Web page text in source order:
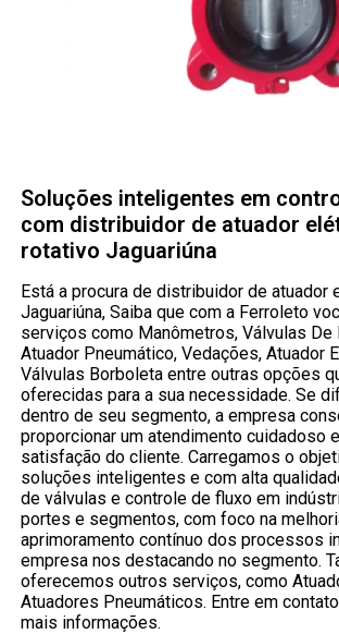
Soluções inteligentes em
com distribuidor de atuador
rotativo Jaguariúna
Está a procura de distribuidor de atuador
Jaguariúna, Saiba que com a Ferroleto
serviços como Manômetros, Válvulas De
Atuador Pneumático, Vedações, Atuador
Válvulas Borboleta entre outras opções
oferecidas para a sua necessidade. Se
dentro de seu segmento, a empresa
proporcionar um atendimento cuidadoso
satisfação do cliente. Carregamos o
soluções inteligentes e com alta
de válvulas e controle de fluxo em
portes e segmentos, com foco na
aprimoramento contínuo dos processos
empresa nos destacando no segmento.
oferecemos outros serviços, como
Atuadores Pneumáticos. Entre em
mais informações.